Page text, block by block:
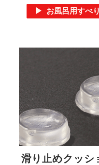
▶ お風呂用すべ
滑り止めクッシ